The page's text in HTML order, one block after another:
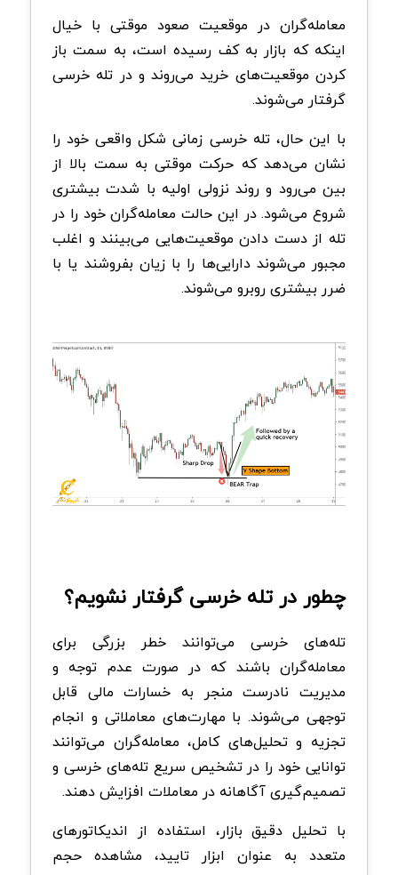
معامله‌گران در موقعیت صعود موقتی با خیال
اینکه که بازار به کف رسیده است، به سمت باز
کردن موقعیت‌های خرید می‌روند و در تله خرسی
گرفتار می‌شوند.
با این حال، تله خرسی زمانی شکل واقعی خود را
نشان می‌دهد که حرکت موقتی به سمت بالا از
بین می‌رود و روند نزولی اولیه با شدت بیشتری
شروع می‌شود. در این حالت معامله‌گران خود را در
تله از دست دادن موقعیت‌هایی می‌بینند و اغلب
مجبور می‌شوند دارایی‌ها را با زیان بفروشند یا با
ضرر بیشتری روبرو می‌شوند.
چطور در تله خرسی گرفتار نشویم؟
تله‌های خرسی می‌توانند خطر بزرگی برای
معامله‌گران باشند که در صورت عدم توجه و
مدیریت نادرست منجر به خسارات مالی قابل
توجهی می‌شوند. با مهارت‌های معاملاتی و انجام
تجزیه و تحلیل‌های کامل، معامله‌گران می‌توانند
توانایی خود را در تشخیص سریع تله‌های خرسی و
تصمیم‌گیری آگاهانه در معاملات افزایش دهند.
با تحلیل دقیق بازار، استفاده از اندیکاتورهای
متعدد به عنوان ابزار تایید، مشاهده حجم